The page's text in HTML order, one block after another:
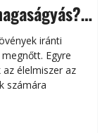
iránti
Egyre
élelmiszer az
számára